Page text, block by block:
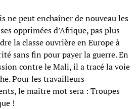
ne peut enchaîner de nouveau les
opprimées d’Afrique, pas plus
la classe ouvrière en Europe à
sans fin pour payer la guerre. En
contre le Mali, il a tracé la voie
Pour les travailleurs
le maître mot sera : Troupes
!